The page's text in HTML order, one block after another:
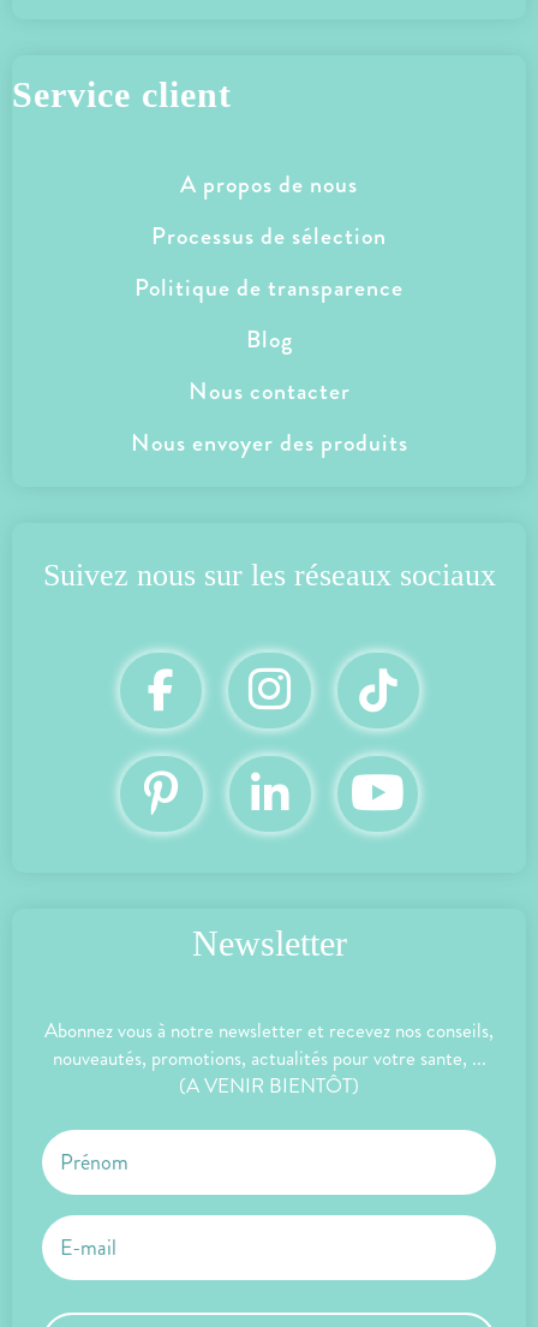
Service client
A propos de nous
Processus de sélection
Politique de transparence
Blog
Nous contacter
Nous envoyer des produits
Suivez nous sur les réseaux sociaux
Newsletter
Abonnez vous à notre newsletter et recevez nos conseils,
nouveautés, promotions, actualités pour votre sante, ...
(A VENIR BIENTÔT)